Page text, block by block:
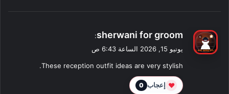
ي
ل
sherwani for groom
:
يونيو 15, 2026 الساعة 6:43 ص
These reception outfit ideas are very stylish.
❤ إعجاب 0